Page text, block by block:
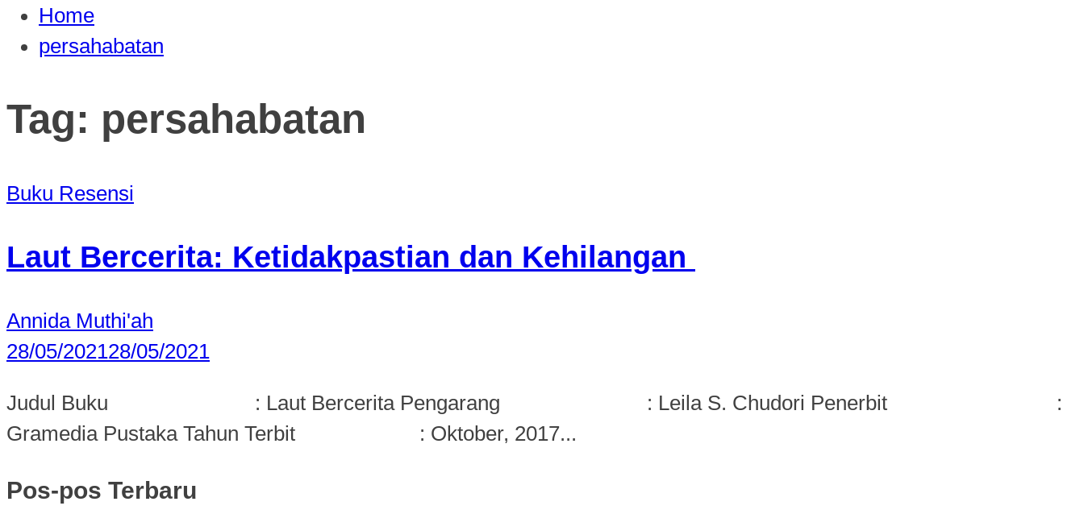
Home
persahabatan
Tag: persahabatan
Buku Resensi
Laut Bercerita: Ketidakpastian dan Kehilangan
Annida Muthi'ah
28/05/202128/05/2021
Judul Buku : Laut Bercerita Pengarang : Leila S. Chudori Penerbit :
Gramedia Pustaka Tahun Terbit : Oktober, 2017...
Pos-pos Terbaru